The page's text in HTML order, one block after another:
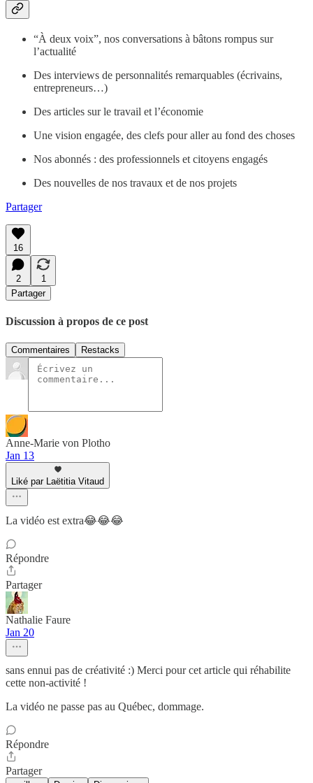
“À deux voix”, nos conversations à bâtons rompus sur
l’actualité
Des interviews de personnalités remarquables (écrivains,
entrepreneurs…)
Des articles sur le travail et l’économie
Une vision engagée, des clefs pour aller au fond des choses
Nos abonnés : des professionnels et citoyens engagés
Des nouvelles de nos travaux et de nos projets
Partager
16
2
1
Partager
Discussion à propos de ce post
Commentaires Restacks
Anne-Marie von Plotho
Jan 13
Liké par Laëtitia Vitaud
La vidéo est extra😂😂😂
Répondre
Partager
Nathalie Faure
Jan 20
sans ennui pas de créativité :) Merci pour cet article qui réhabilite
cette non-activité !
La vidéo ne passe pas au Québec, dommage.
Répondre
Partager